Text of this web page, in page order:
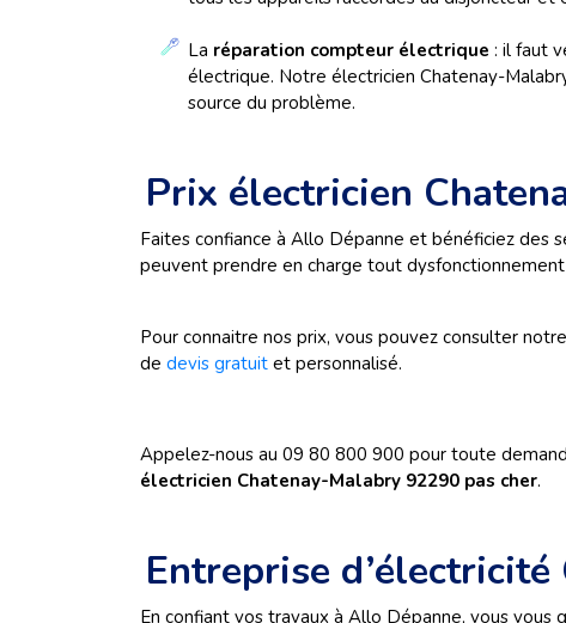
La réparation compteur électrique : il faut
électrique. Notre électricien Chatenay-
source du problème.
Prix électricien
Faites confiance à Allo Dépanne et bénéficiez des
peuvent prendre en charge tout
Pour connaitre nos prix, vous pouvez consulter notre
de devis gratuit et personnalisé.
Appelez-nous au 09 80 800 900 pour toute
électricien Chatenay-Malabry 92290 pas cher.
Entreprise
En confiant vos travaux à Allo Dépanne, vous vous